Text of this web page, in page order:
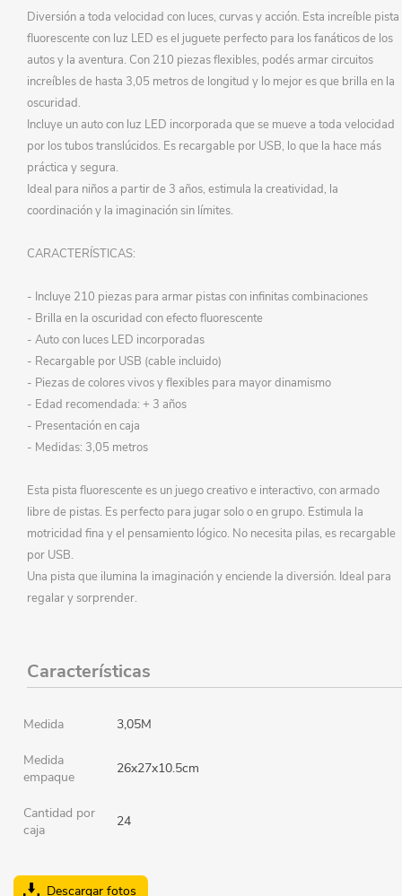
Diversión a toda velocidad con luces, curvas y acción. Esta increíble pista
fluorescente con luz LED es el juguete perfecto para los fanáticos de los
autos y la aventura. Con 210 piezas flexibles, podés armar circuitos
increíbles de hasta 3,05 metros de longitud y lo mejor es que brilla en la
oscuridad.
Incluye un auto con luz LED incorporada que se mueve a toda velocidad
por los tubos translúcidos. Es recargable por USB, lo que la hace más
práctica y segura.
Ideal para niños a partir de 3 años, estimula la creatividad, la
coordinación y la imaginación sin límites.
CARACTERÍSTICAS:
- Incluye 210 piezas para armar pistas con infinitas combinaciones
- Brilla en la oscuridad con efecto fluorescente
- Auto con luces LED incorporadas
- Recargable por USB (cable incluido)
- Piezas de colores vivos y flexibles para mayor dinamismo
- Edad recomendada: + 3 años
- Presentación en caja
- Medidas: 3,05 metros
Esta pista fluorescente es un juego creativo e interactivo, con armado
libre de pistas. Es perfecto para jugar solo o en grupo. Estimula la
motricidad fina y el pensamiento lógico. No necesita pilas, es recargable
por USB.
Una pista que ilumina la imaginación y enciende la diversión. Ideal para
regalar y sorprender.
Características
Medida 3,05M
Medida
empaque
26x27x10.5cm
Cantidad por
caja
24
Descargar fotos